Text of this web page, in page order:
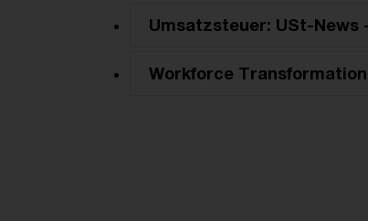
Umsatzsteuer: USt-News
Workforce